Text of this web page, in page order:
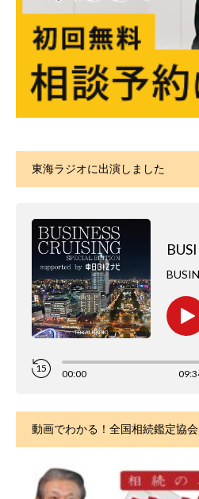
東海ラジオに出演しました
動画でわかる！全国相続鑑定協会